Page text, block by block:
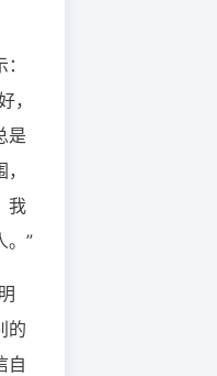
，
是
我
。”
的
自